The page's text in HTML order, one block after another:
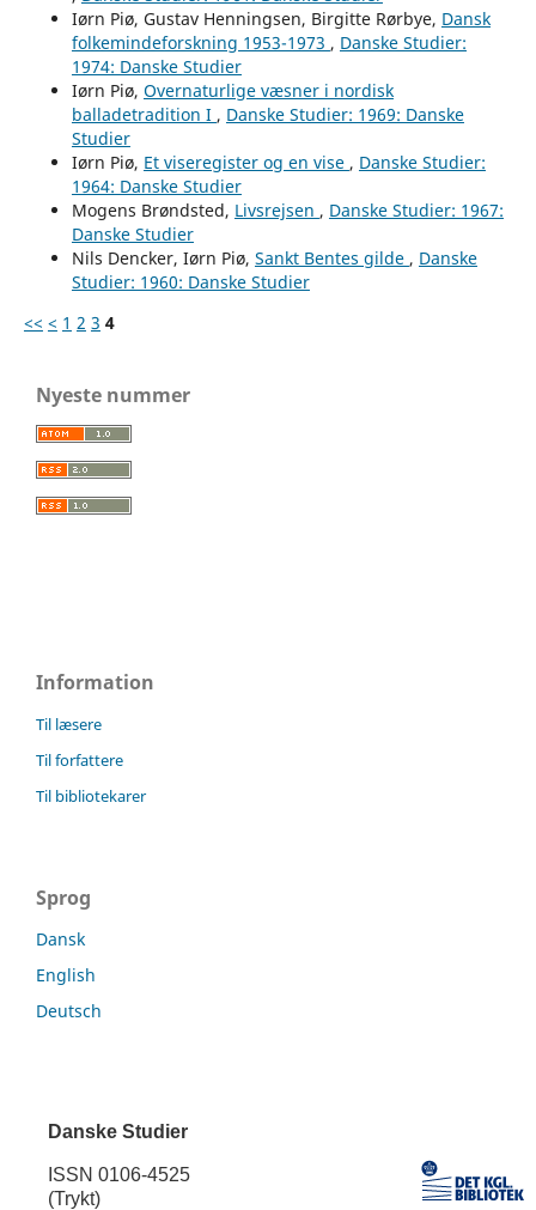
Iørn Piø, Gustav Henningsen, Birgitte Rørbye, Dansk
folkemindeforskning 1953-1973 , Danske Studier:
1974: Danske Studier
Iørn Piø, Overnaturlige væsner i nordisk
balladetradition I , Danske Studier: 1969: Danske
Studier
Iørn Piø, Et viseregister og en vise , Danske Studier:
1964: Danske Studier
Mogens Brøndsted, Livsrejsen , Danske Studier: 1967:
Danske Studier
Nils Dencker, Iørn Piø, Sankt Bentes gilde , Danske
Studier: 1960: Danske Studier
<< < 1 2 3 4
Nyeste nummer
Information
Til læsere
Til forfattere
Til bibliotekarer
Sprog
Dansk
English
Deutsch
Danske Studier
ISSN 0106-4525
(Trykt)